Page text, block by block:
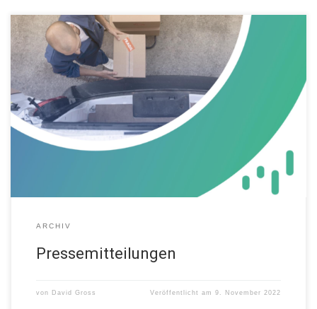
Pressemitteilung
ARCHIV
Pressemitteilungen
von David Gross Veröffentlicht am9. November 2022